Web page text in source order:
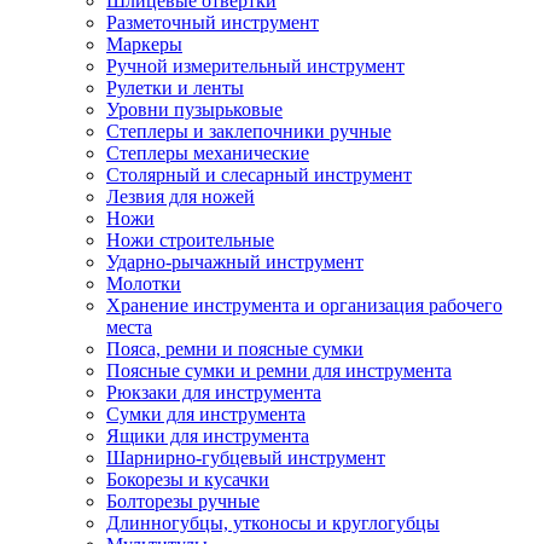
Разметочный инструмент
Маркеры
Ручной измерительный инструмент
Рулетки и ленты
Уровни пузырьковые
Степлеры и заклепочники ручные
Степлеры механические
Столярный и слесарный инструмент
Лезвия для ножей
Ножи
Ножи строительные
Ударно-рычажный инструмент
Молотки
Хранение инструмента и организация рабочего
места
Пояса, ремни и поясные сумки
Поясные сумки и ремни для инструмента
Рюкзаки для инструмента
Сумки для инструмента
Ящики для инструмента
Шарнирно-губцевый инструмент
Бокорезы и кусачки
Болторезы ручные
Длинногубцы, утконосы и круглогубцы